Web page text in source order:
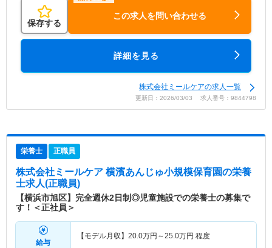
保存する
この求人を問い合わせる
詳細を見る
株式会社ミールケアの求人一覧
更新日：2026/03/03 求人番号：9844798
栄養士 正職員
株式会社ミールケア 横濱あんじゅ小規模保育園の栄養
士求人(正職員)
【横浜市旭区】完全週休2日制◎児童施設での栄養士の募集で
す！＜正社員＞
給与
【モデル月収】 20.0万円～25.0万円 程度